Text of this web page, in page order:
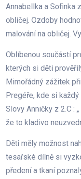
Annabellka a Sofinka
obličej. Ozdoby
malování na obličej.
Oblíbenou součástí
kterých si děti
Mimořádný zážitek
Pregéře, kde si
Slovy Anničky z 2.C :
že to kladivo
Děti měly možnost
tesařské dílně si
předení a tkaní